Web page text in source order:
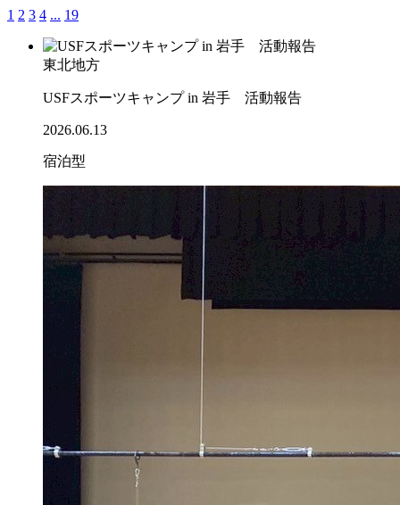
1 2 3 4 ... 19
東北地方
USFスポーツキャンプ in 岩手 活動報告
2026.06.13
宿泊型